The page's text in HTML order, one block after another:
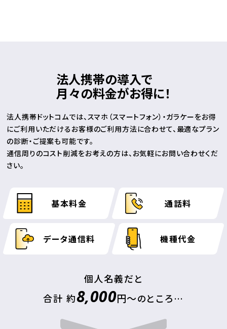
法人携帯の導入で
月々の料金がお得に！
法人携帯ドットコムでは、スマホ（スマートフォン）・ガラケーをお得
にご利用いただける お客様のご利用方法に合わせて、最適なプラン
の診断・ご提案も可能です。
通信周りのコスト削減をお考えの方は、お気軽にお問い合わせくだ
さい。
基本料金 通話料
データ通信料 機種代金
個人名義だと
合計 約8,000円～のところ…